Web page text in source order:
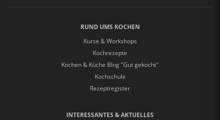
RUND UMS KOCHEN
Kurse & Workshops
Kochrezepte
Kochen & Küche Blog "Gut gekocht"
Kochschule
Rezeptregister
INTERESSANTES & AKTUELLES